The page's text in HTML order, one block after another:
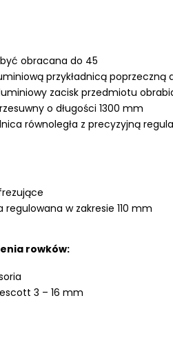
obracana do 45
przykładnicą
zacisk przedmiotu
o długości 1300 mm
równoległa z precyzyjną
w zakresie 110 mm
rowków:
3 – 16 mm